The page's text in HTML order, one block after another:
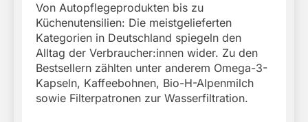
Von Autopflegeprodukten bis zu
Küchenutensilien: Die meistgelieferten
Kategorien in Deutschland spiegeln den
Alltag der Verbraucher:innen wider. Zu den
Bestsellern zählten unter anderem Omega-3-
Kapseln, Kaffeebohnen, Bio-H-Alpenmilch
sowie Filterpatronen zur Wasserfiltration.